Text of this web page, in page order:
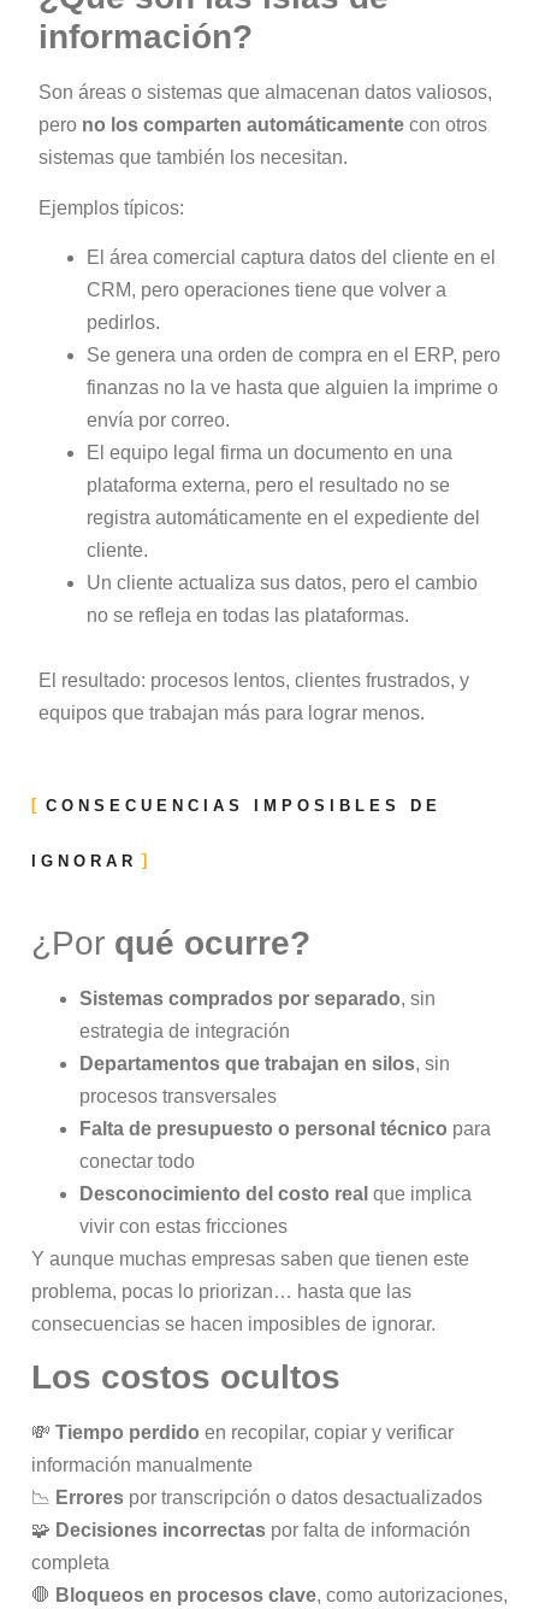
información?
Son áreas o sistemas que almacenan datos valiosos,
pero no los comparten automáticamente con otros
sistemas que también los necesitan.
Ejemplos típicos:
El área comercial captura datos del cliente en el
CRM, pero operaciones tiene que volver a
pedirlos.
Se genera una orden de compra en el ERP, pero
finanzas no la ve hasta que alguien la imprime o
envía por correo.
El equipo legal firma un documento en una
plataforma externa, pero el resultado no se
registra automáticamente en el expediente del
cliente.
Un cliente actualiza sus datos, pero el cambio
no se refleja en todas las plataformas.
El resultado: procesos lentos, clientes frustrados, y
equipos que trabajan más para lograr menos.
CONSECUENCIAS IMPOSIBLES DE
IGNORAR
¿Por qué ocurre?
Sistemas comprados por separado, sin
estrategia de integración
Departamentos que trabajan en silos, sin
procesos transversales
Falta de presupuesto o personal técnico para
conectar todo
Desconocimiento del costo real que implica
vivir con estas fricciones
Y aunque muchas empresas saben que tienen este
problema, pocas lo priorizan… hasta que las
consecuencias se hacen imposibles de ignorar.
Los costos ocultos
💸 Tiempo perdido en recopilar, copiar y verificar
información manualmente
📉 Errores por transcripción o datos desactualizados
🧩 Decisiones incorrectas por falta de información
completa
🛑 Bloqueos en procesos clave, como autorizaciones,